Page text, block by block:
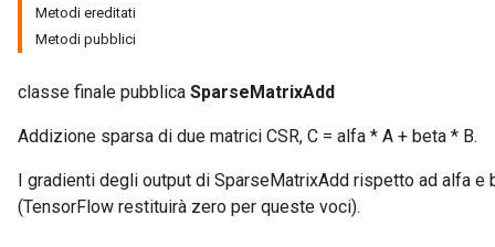
Metodi ereditati
Metodi pubblici
classe finale pubblica SparseMatrixAdd
Addizione sparsa di due matrici CSR, C = alfa * A + beta * B.
I gradienti degli output di SparseMatrixAdd rispetto ad alfa e
(TensorFlow restituirà zero per queste voci).